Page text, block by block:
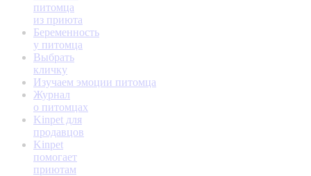
питомца
из приюта
Беременность
у питомца
Выбрать
кличку
Изучаем эмоции питомца
Журнал
о питомцах
Kinpet для
продавцов
Kinpet
помогает
приютам